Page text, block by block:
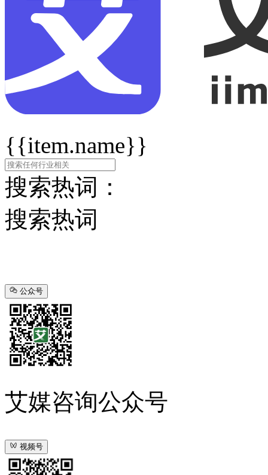
{{item.name}}
搜索热词：
搜索热词
公众号
艾媒咨询公众号
视频号